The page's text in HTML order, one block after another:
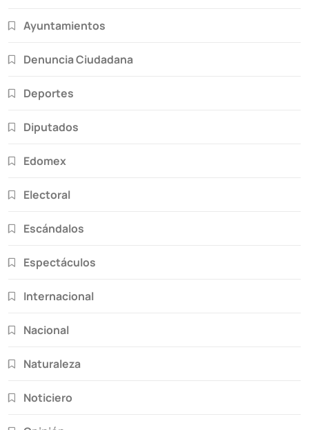
Ayuntamientos
Denuncia Ciudadana
Deportes
Diputados
Edomex
Electoral
Escándalos
Espectáculos
Internacional
Nacional
Naturaleza
Noticiero